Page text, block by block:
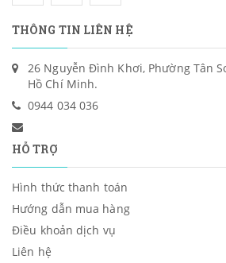
THÔNG TIN LIÊN HỆ
26 Nguyễn Đình Khơi, Phường Tân
Hồ Chí Minh.
0944 034 036
HỖ TRỢ
Hình thức thanh toán
Hướng dẫn mua hàng
Điều khoản dịch vụ
Liên hệ